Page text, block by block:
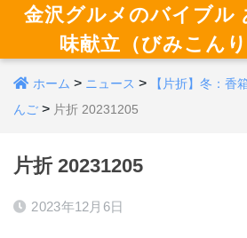
金沢グルメのバイブル
味献立（びみこんり
ホーム > ニュース >
【片折】冬：香
んご > 片折 20231205
片折 20231205
2023年12月6日